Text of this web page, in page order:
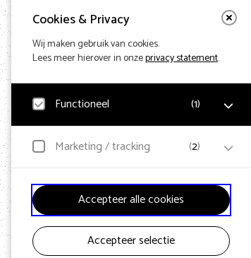
Cookies & Privacy
Wij maken gebruik van cookies.
Lees meer hierover in onzeprivacy statement.
Functioneel (1)
Noodzakelijk
onthouden van voorkeuren worden functionele cookies
geplaatst. Hierbij worden geen persoonsgegevens
verzameld.
Marketing / tracking (2)
YouTube
Klikgedrag, bekeken video’s en aangepaste voorkeuren
worden verzameld. Bezoekersinformatie en
gebruikersgedrag wordt gebruikt voor advertenties.
Accepteer alle cookies
Accepteer selectie
Terug naar
Design & Code by Eagerly